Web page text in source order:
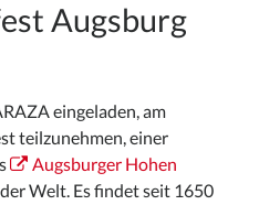
Augsburg
eingeladen, am
teilzunehmen, einer
Augsburger Hohen
Welt. Es findet seit 1650